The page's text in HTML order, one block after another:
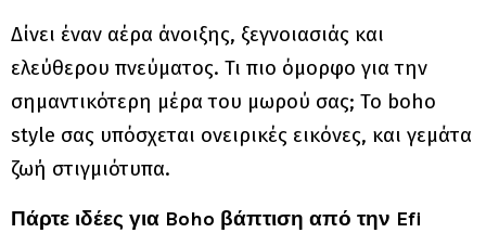
Δίνει έναν αέρα άνοιξης, ξεγνοιασιάς και
ελεύθερου πνεύματος. Τι πιο όμορφο για την
σημαντικότερη μέρα του μωρού σας; To boho
style σας υπόσχεται ονειρικές εικόνες, και γεμάτα
ζωή στιγμιότυπα.
Πάρτε ιδέες για Boho βάπτιση από την Efi